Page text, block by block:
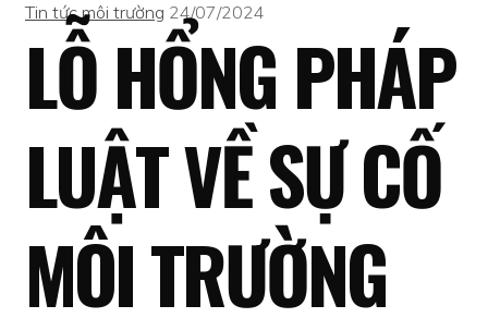
Tin tức môi trường 24/07/2024
LỖ HỔNG PHÁP
LUẬT VỀ SỰ CỐ
MÔI TRƯỜNG